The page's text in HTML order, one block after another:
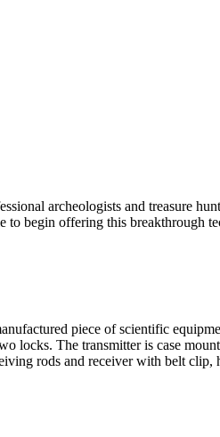
archeologists and treasure
begin offering this breakthrough
piece of scientific
locks. The transmitter is case
rods and receiver with belt clip,